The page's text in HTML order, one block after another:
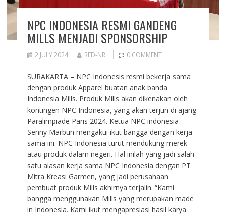
NPC INDONESIA RESMI GANDENG
MILLS MENJADI SPONSORSHIP
2 JULY 2024 RED-NR 0 COMMENT
SURAKARTA – NPC Indonesis resmi bekerja sama
dengan produk Apparel buatan anak banda
Indonesia Mills. Produk Mills akan dikenakan oleh
kontingen NPC Indonesia, yang akan terjun di ajang
Paralimpiade Paris 2024. Ketua NPC indonesia
Senny Marbun mengakui ikut bangga dengan kerja
sama ini. NPC Indonesia turut mendukung merek
atau produk dalam negeri. Hal inilah yang jadi salah
satu alasan kerja sama NPC Indonesia dengan PT
Mitra Kreasi Garmen, yang jadi perusahaan
pembuat produk Mills akhirnya terjalin. “Kami
bangga menggunakan Mills yang merupakan made
in Indonesia. Kami ikut mengapresiasi hasil karya…